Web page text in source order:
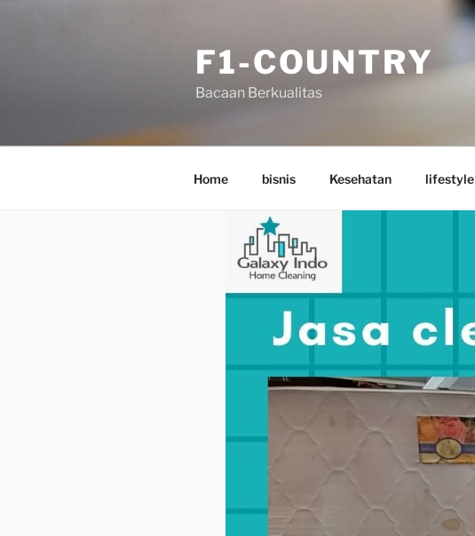
F1-COUNTRY
Bacaan Berkualitas
Home bisnis Kesehatan lifestyle